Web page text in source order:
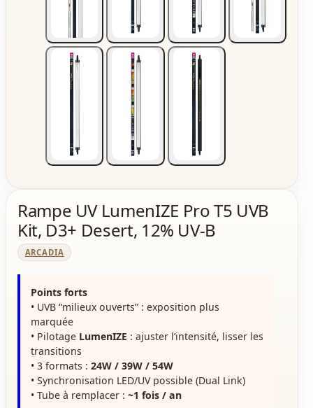
Rampe UV LumenIZE Pro T5 UVB
Kit, D3+ Desert, 12% UV-B
ARCADIA
Points forts
• UVB “milieux ouverts” : exposition plus
marquée
• Pilotage LumenIZE : ajuster l’intensité, lisser les
transitions
• 3 formats : 24W / 39W / 54W
• Synchronisation LED/UV possible (Dual Link)
• Tube à remplacer : ~1 fois / an